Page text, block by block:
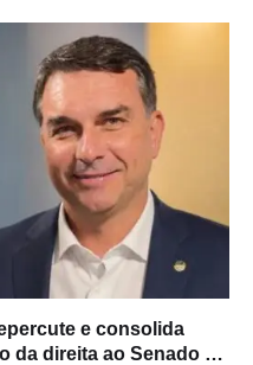
e consolida
da direita ao Senado no